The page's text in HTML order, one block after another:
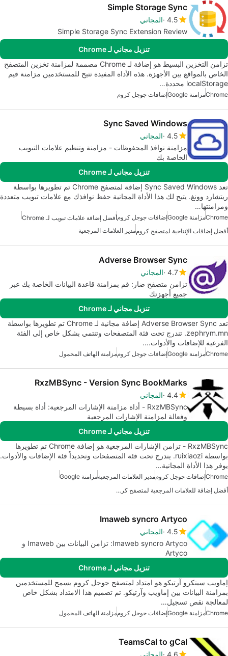
Simple Storage Sync
4.5 المجاني
Simple Storage Sync Extension Review
تنزيل مجاني لـ Chrome
تزامن التخزين البسيط هو إضافة لـ Chrome مصممة لمزامنة تخزين المتصفح
الخاص بالمواقع بين الأجهزة. هذه الأداة المفيدة تتيح للمستخدمين مزامنة قيم
localStorage محددة…
Chromeمزامنة Google إضافات جوجل كروم
Sync Saved Windows
4.5 المجاني
مزامنة نوافذ المحفوظات - مزامنة وتنظيم علامات التبويب
الخاصة بك
تنزيل مجاني لـ Chrome
تعد Sync Saved Windows إضافة لمتصفح Chrome تم تطويرها بواسطة
ريتشارد وونغ. يتيح لك هذا الأداة المجانية حفظ نوافذك مع علامات تبويب متعددة
ومزامنتها…
Chromeمزامنة Google إضافات جوجل كرومأفضل إضافة علامات تبويب لـ Chrome
أفضل إضافات الإنتاجية لمتصفح كروممدير العلامات المرجعية
Adverse Browser Sync
4.7 المجاني
تزامن متصفح ضار: قم بمزامنة قاعدة البيانات الخاصة بك عبر
جميع أجهزتك
تنزيل مجاني لـ Chrome
تعد Adverse Browser Sync إضافة مجانية لـ Chrome تم تطويرها بواسطة
zephrym.mn. تندرج تحت فئة المتصفحات وتنتمي بشكل خاص إلى الفئة
الفرعية للإضافات والأدوات.…
Chromeمزامنة Google إضافات جوجل كروممزامنة الهاتف المحمول
RxzMBSync - Version Sync BookMarks
4.4 المجاني
RxzMBSync - أداة مزامنة الإشارات المرجعية: أداة بسيطة
وفعالة لمزامنة الإشارات المرجعية
تنزيل مجاني لـ Chrome
RxzMBSync - تزامن الإشارات المرجعية هو إضافة Chrome تم تطويرها
بواسطة ruixiaozi. يندرج تحت فئة المتصفحات وتحديداً فئة الإضافات والأدوات.
يوفر هذا الأداة المجانية…
Chromeإضافات جوجل كروممدير العلامات المرجعيةمزامنة Google
أفضل إضافة للعلامات المرجعية لمتصفح كروم
Imaweb syncro Artyco
4.5 المجاني
Imaweb syncro Artyco: تزامن البيانات بين Imaweb و
Artyco
تنزيل مجاني لـ Chrome
إماويب سينكرو آرتيكو هو امتداد لمتصفح جوجل كروم يسمح للمستخدمين
بمزامنة البيانات بين إماويب وآرتيكو. تم تصميم هذا الامتداد بشكل خاص
لمعالجة نقص تسجيل…
Chromeمزامنة Google إضافات جوجل كروممزامنة الهاتف المحمول
TeamsCal to gCal
4.6 المجاني